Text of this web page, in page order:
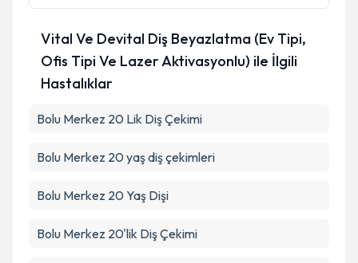
Vital Ve Devital Diş Beyazlatma (Ev Tipi,
Ofis Tipi Ve Lazer Aktivasyonlu) ile İlgili
Hastalıklar
Bolu Merkez 20 Lik Diş Çekimi
Bolu Merkez 20 yaş diş çekimleri
Bolu Merkez 20 Yaş Dişi
Bolu Merkez 20'lik Diş Çekimi